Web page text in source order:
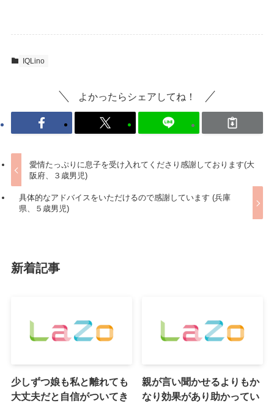
IQLino
よかったらシェアしてね！
愛情たっぷりに息子を受け入れてくださり感謝しております(大
阪府、３歳男児)
具体的なアドバイスをいただけるので感謝しています (兵庫
県、５歳男児)
新着記事
少しずつ娘も私と離れても
大丈夫だと自信がついてき
親が言い聞かせるよりもか
なり効果があり助かってい